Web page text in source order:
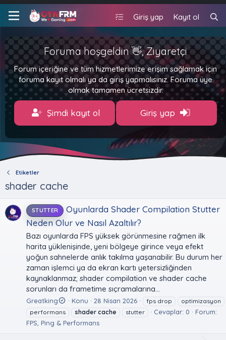
Giriş yap Kayıt ol
Foruma hoşgeldin 👋, Ziyaretçi
Forum içeriğine ve tüm hizmetlerimize erişim sağlamak için
foruma kayıt olmalı ya da giriş yapmalısınız. Foruma üye
olmak tamamen ücretsizdir.
Şimdi kayıt ol Giriş yap
Etiketler
shader cache
STUTTER
Oyunlarda Shader Compilation Stutter
Neden Olur ve Nasıl Azaltılır?
Bazı oyunlarda FPS yüksek görünmesine rağmen ilk
harita yüklenişinde, yeni bölgeye girince veya efekt
yoğun sahnelerde anlık takılma yaşanabilir. Bu durum her
zaman işlemci ya da ekran kartı yetersizliğinden
kaynaklanmaz; shader compilation ve shader cache
sorunları da frametime sıçramalarına...
Greatking Konu 28 Nisan 2026 fps drop
optimizasyon
performans
shader cache stutter Cevaplar: 0
Forum:
FPS, Ping & Performans